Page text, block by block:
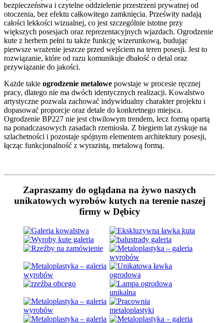
bezpieczeństwa i czytelne oddzielenie przestrzeni prywatnej od
otoczenia, bez efektu całkowitego zamknięcia. Prześwity nadają
całości lekkości wizualnej, co jest szczególnie istotne przy
większych posesjach oraz reprezentacyjnych wjazdach. Ogrodzenie
kute z herbem pełni tu także funkcję wizerunkową, budując
pierwsze wrażenie jeszcze przed wejściem na teren posesji. Jest to
rozwiązanie, które od razu komunikuje dbałość o detal oraz
przywiązanie do jakości.
Każde takie ogrodzenie metalowe powstaje w procesie ręcznej
pracy, dlatego nie ma dwóch identycznych realizacji. Kowalstwo
artystyczne pozwala zachować indywidualny charakter projektu i
dopasować proporcje oraz detale do konkretnego miejsca.
Ogrodzenie BP227 nie jest chwilowym trendem, lecz formą opartą
na ponadczasowych zasadach rzemiosła. Z biegiem lat zyskuje na
szlachetności i pozostaje spójnym elementem architektury posesji,
łącząc funkcjonalność z wyrazistą, metalową formą.
Zapraszamy do oglądana na żywo naszych
unikatowych wyrobów kutych na terenie naszej
firmy w Dębicy